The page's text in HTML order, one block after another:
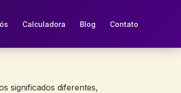
Calculadora Blog Contato
significados diferentes,